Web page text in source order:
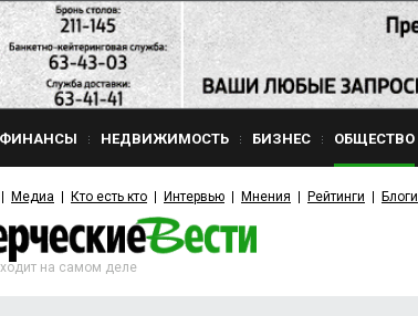
ФИНАНСЫ НЕДВИЖИМОСТЬ БИЗНЕС ОБЩЕСТВО
Медиа Кто есть кто Интервью Мнения Рейтинги Блоги
на самом деле